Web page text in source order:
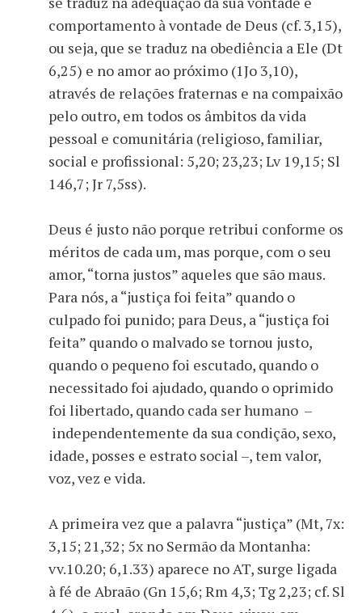
comportamento à vontade de Deus (cf. 3,15),
ou seja, que se traduz na obediência a Ele (Dt
6,25) e no amor ao próximo (1Jo 3,10),
através de relações fraternas e na compaixão
pelo outro, em todos os âmbitos da vida
pessoal e comunitária (religioso, familiar,
social e profissional: 5,20; 23,23; Lv 19,15; Sl
146,7; Jr 7,5ss).
Deus é justo não porque retribui conforme os
méritos de cada um, mas porque, com o seu
amor, “torna justos” aqueles que são maus.
Para nós, a “justiça foi feita” quando o
culpado foi punido; para Deus, a “justiça foi
feita” quando o malvado se tornou justo,
quando o pequeno foi escutado, quando o
necessitado foi ajudado, quando o oprimido
foi libertado, quando cada ser humano –
independentemente da sua condição, sexo,
idade, posses e estrato social –, tem valor,
voz, vez e vida.
A primeira vez que a palavra “justiça” (Mt, 7x:
3,15; 21,32; 5x no Sermão da Montanha:
vv.10.20; 6,1.33) aparece no AT, surge ligada
à fé de Abraão (Gn 15,6; Rm 4,3; Tg 2,23; cf. Sl